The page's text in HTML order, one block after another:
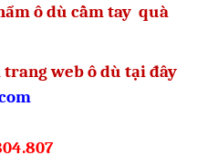
ô dù cầm tay quà
trang web ô dù tại đây